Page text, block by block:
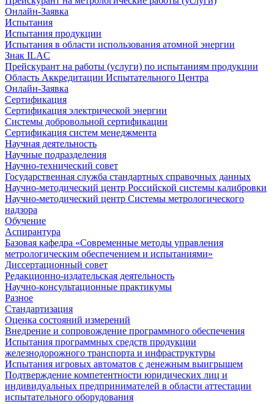
Онлайн-Заявка
Испытания
Испытания продукции
Испытания в области использования атомной энергии
Знак ILAC
Прейскурант на работы (услуги) по испытаниям продукции
Область Аккредитации Испытательного Центра
Онлайн-Заявка
Сертификация
Сертификация электрической энергии
Системы добровольной сертификации
Сертификация систем менеджмента
Научная деятельность
Научные подразделения
Научно-технический совет
Государственная служба стандартных справочных данных
Научно-методический центр Российской системы калибровки
Научно-методический центр Системы метрологического
надзора
Обучение
Аспирантура
Базовая кафедра «Современные методы управления
метрологическим обеспечением и испытаниями»
Диссертационный совет
Редакционно-издательская деятельность
Научно-консультационные практикумы
Разное
Стандартизация
Оценка состояний измерений
Внедрение и сопровождение программного обеспечения
Испытания программных средств продукции
железнодорожного транспорта и инфраструктуры
Испытания игровых автоматов с денежным выигрышем
Подтверждение компетентности юридических лиц и
индивидуальных предпринимателей в области аттестации
испытательного оборудования